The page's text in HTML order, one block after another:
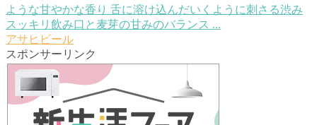
ような甘やかな香り 舌に溶け込んだいくように刺さる渋み
スッキリ飲み口と麦芽の甘みのバランス ...
アサヒビール
スポンサーリンク